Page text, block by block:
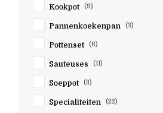
Dualit
Escali
Filt
Kookpot (9)
Pannenkoekenpan (3)
Pottenset (6)
Sauteuses (11)
Soeppot (3)
Specialiteiten (22)